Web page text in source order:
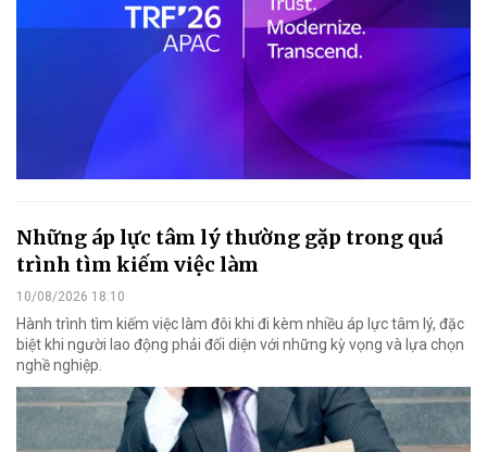
Những áp lực tâm lý thường gặp trong quá
trình tìm kiếm việc làm
10/08/2026 18:10
Hành trình tìm kiếm việc làm đôi khi đi kèm nhiều áp lực tâm lý, đặc
biệt khi người lao động phải đối diện với những kỳ vọng và lựa chọn
nghề nghiệp.